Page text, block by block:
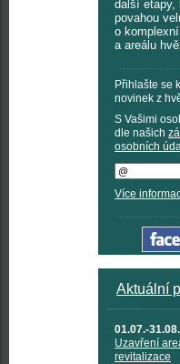
další etapy,
povahou
o
a areálu
Přihlašte se
novinek z
S Vašimi
dle našich
osobních
Více
Aktuální
01.07.-
Uzavření
revitalizace